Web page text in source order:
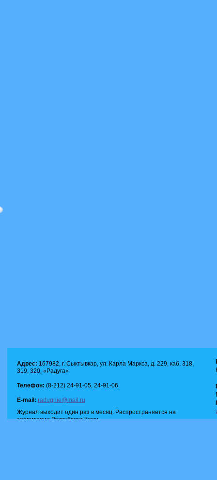
Адрес: 167982, г. Сыктывкар, ул. Карла Маркса, д. 229, каб. 318,
319, 320, «Радуга»
Телефон: (8-212) 24-91-05, 24-91-06.
E-mail: radugnie@mail.ru
Журнал выходит один раз в месяц. Распространяется на
территории Республики Коми.